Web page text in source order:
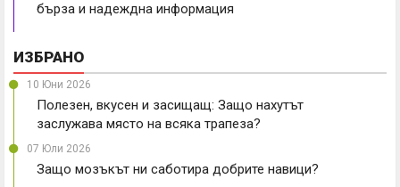
бърза и надеждна информация
ИЗБРАНО
10 Юни 2026
Полезен, вкусен и засищащ: Защо нахутът
заслужава място на всяка трапеза?
07 Юли 2026
Защо мозъкът ни саботира добрите навици?